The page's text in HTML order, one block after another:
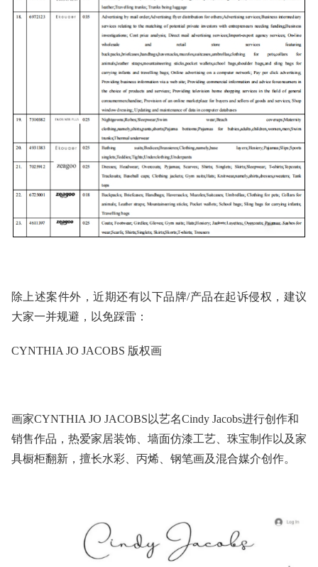
除上述案件外，近期还有以下品牌/产品在起诉侵权，建议
大家一并规避，以免踩雷：
CYNTHIA JO JACOBS 版权画
画家CYNTHIA JO JACOBS以艺名Cindy Jacobs进行创作和
销售作品 ， 热爱家居装饰、墙面仿漆工艺、珠宝制作以及家
具橱柜翻新 ， 擅长水彩、丙烯、钢笔画及混合媒介创作。